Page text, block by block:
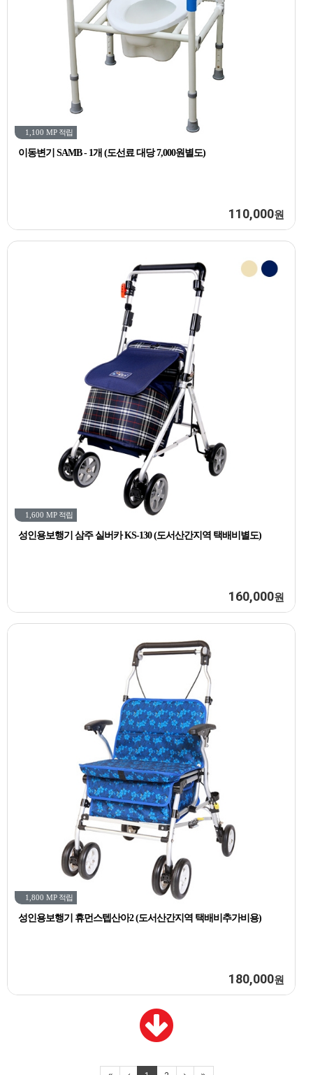
1,100 MP 적립
이동변기 SAMB - 1개 (도선료 대당 7,000원별도)
110,000원
1,600 MP 적립
성인용보행기 삼주 실버카 KS-130 (도서산간지역 택배비별도)
160,000원
1,800 MP 적립
성인용보행기 휴먼스텝산아2 (도서산간지역 택배비추가비용)
180,000원